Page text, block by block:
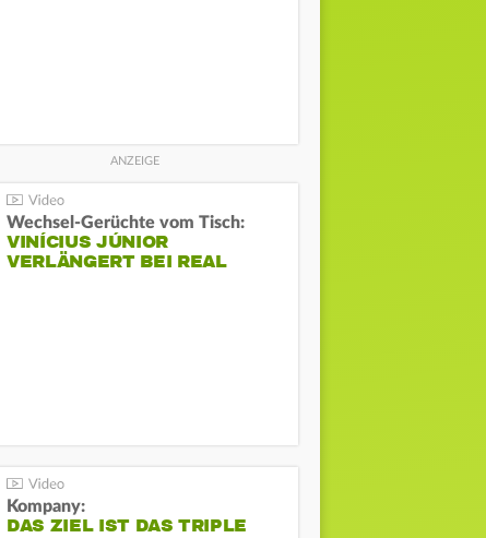
Wechsel-Gerüchte vom Tisch:
VINÍCIUS JÚNIOR
VERLÄNGERT BEI REAL
Kompany:
DAS ZIEL IST DAS TRIPLE